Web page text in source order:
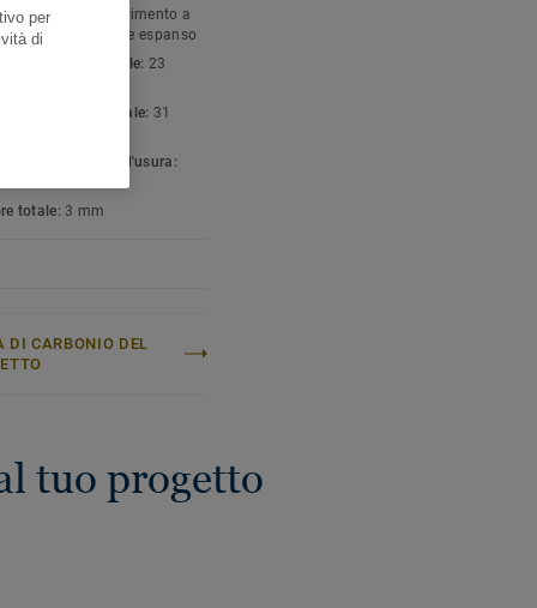
di prodotto:
Pavimento a
policloruro di vinile espanso
residenziale: 23
commerciale: 31
leganti strato d'usura:
totale: 3 mm
DI CARBONIO DEL
tuo progetto
per
di